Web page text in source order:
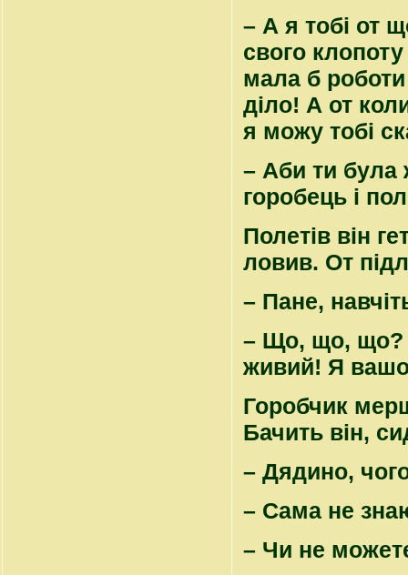
– А я тобі от
свого
мала б
діло! А от
я можу тобі
– Аби ти була
горобець і
Полетів він
ловив. От
– Пане,
– Що, що, що? –
живий! Я
Горобчик
Бачить він,
– Дядино,
– Сама не
– Чи не